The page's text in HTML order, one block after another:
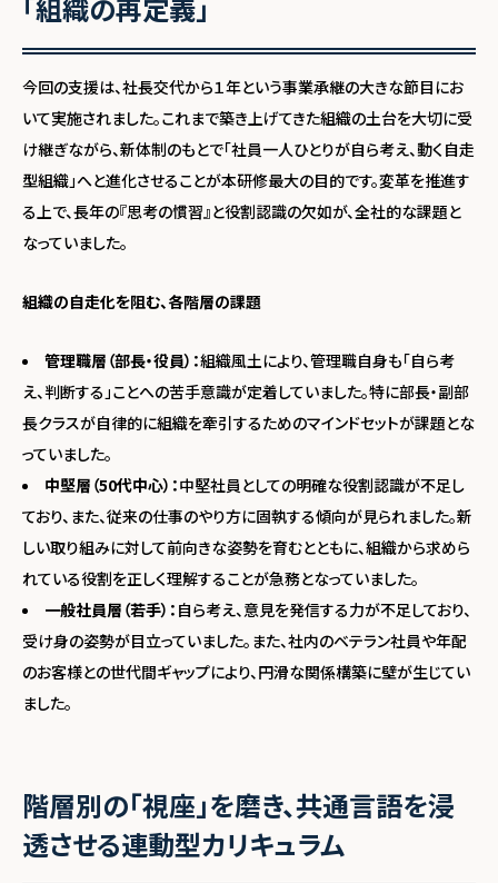
「組織の再定義」
今回の支援は、社長交代から１年という事業承継の大きな節目にお
いて実施されました。これまで築き上げてきた組織の土台を大切に受
け継ぎながら、新体制のもとで「社員一人ひとりが自ら考え、動く自走
型組織」へと進化させることが本研修最大の目的です。変革を推進す
る上で、長年の『思考の慣習』と役割認識の欠如が、全社的な課題と
なっていました。
組織の自走化を阻む、各階層の課題
管理職層（部長・役員）：組織風土により、管理職自身も「自ら考
え、判断する」ことへの苦手意識が定着していました。特に部長・副部
長クラスが自律的に組織を牽引するためのマインドセットが課題とな
っていました。
中堅層（50代中心）：中堅社員としての明確な役割認識が不足し
ており、また、従来の仕事のやり方に固執する傾向が見られました。新
しい取り組みに対して前向きな姿勢を育むとともに、組織から求めら
れている役割を正しく理解することが急務となっていました。
一般社員層（若手）： 自ら考え、意見を発信する力が不足しており、
受け身の姿勢が目立っていました。また、社内のベテラン社員や年配
のお客様との世代間ギャップにより、円滑な関係構築に壁が生じてい
ました。
階層別の「視座」を磨き、共通言語を浸
透させる連動型カリキュラム